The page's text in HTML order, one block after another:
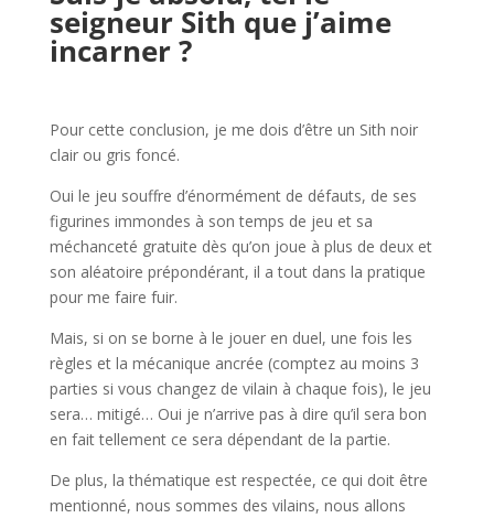
seigneur Sith que j’aime
incarner ?
Pour cette conclusion, je me dois d’être un Sith noir
clair ou gris foncé.
Oui le jeu souffre d’énormément de défauts, de ses
figurines immondes à son temps de jeu et sa
méchanceté gratuite dès qu’on joue à plus de deux et
son aléatoire prépondérant, il a tout dans la pratique
pour me faire fuir.
Mais, si on se borne à le jouer en duel, une fois les
règles et la mécanique ancrée (comptez au moins 3
parties si vous changez de vilain à chaque fois), le jeu
sera… mitigé… Oui je n’arrive pas à dire qu’il sera bon
en fait tellement ce sera dépendant de la partie.
De plus, la thématique est respectée, ce qui doit être
mentionné, nous sommes des vilains, nous allons